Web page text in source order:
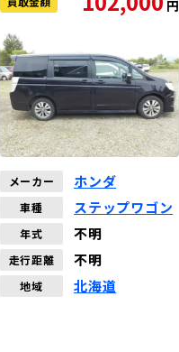
円
メーカー ホンダ
車種 ステップワゴン
年式 不明
走行距離 不明
地域 北海道